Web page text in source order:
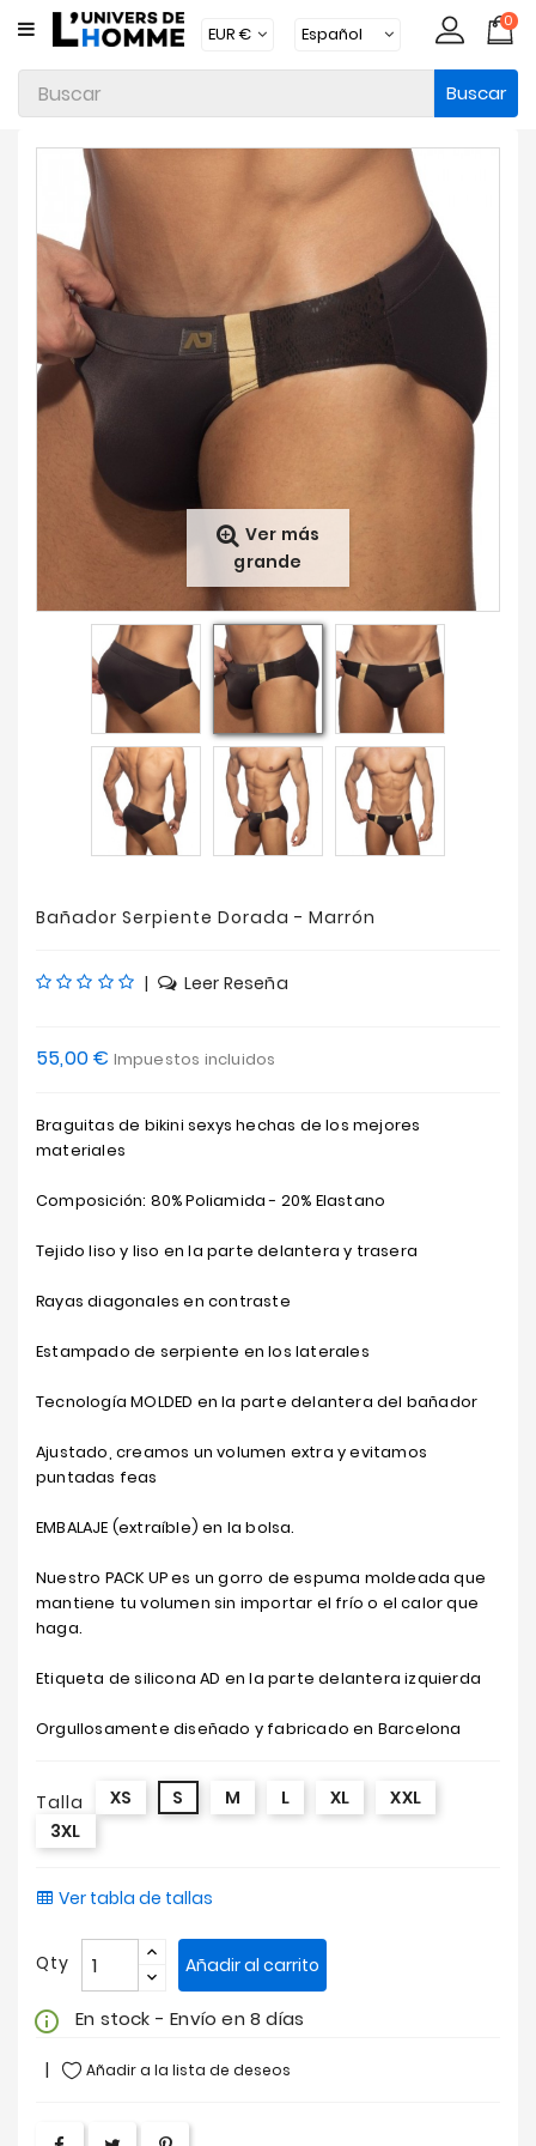
CATEGORÍA
Ropa
Interior
Baño
Loungewear
Accesorios
Calcetines
Novedades
0
Buscar
Ver más
grande
Bañador Serpiente Dorada - Marrón
| Leer Reseña
55,00 € Impuestos incluidos
Braguitas de bikini sexys hechas de los mejores
materiales
Composición: 80% Poliamida - 20% Elastano
Tejido liso y liso en la parte delantera y trasera
Rayas diagonales en contraste
Estampado de serpiente en los laterales
Tecnología MOLDED en la parte delantera del bañador
Ajustado, creamos un volumen extra y evitamos
puntadas feas
EMBALAJE (extraíble) en la bolsa.
Nuestro PACK UP es un gorro de espuma moldeada que
mantiene tu volumen sin importar el frío o el calor que
haga.
Etiqueta de silicona AD en la parte delantera izquierda
Orgullosamente diseñado y fabricado en Barcelona
Talla XS S M L XL
XXL
3XL
Ver tabla de tallas
Qty Añadir al carrito
info_outline En stock - Envío en 8 días
Añadir a la lista de deseos